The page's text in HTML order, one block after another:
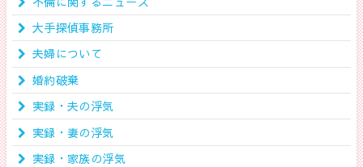
大手探偵事務所
夫婦について
婚約破棄
実録・夫の浮気
実録・妻の浮気
実録・家族の浮気